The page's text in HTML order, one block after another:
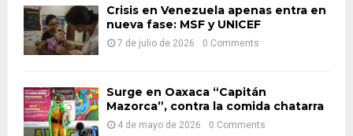
o
:
Crisis en Venezuela apenas entra en
nueva fase: MSF y UNICEF
7 de julio de 2026 0 Comments
Surge en Oaxaca “Capitán
Mazorca”, contra la comida chatarra
4 de mayo de 2026 0 Comments